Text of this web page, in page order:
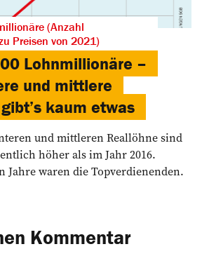
(Anzahl
Preisen von 2021)
Lohnmillionäre –
und mittlere
kaum etwas
und mittleren Reallöhne sind
­höher als im Jahr 2016.
Jahre waren die Topverdienenden.
Kommentar